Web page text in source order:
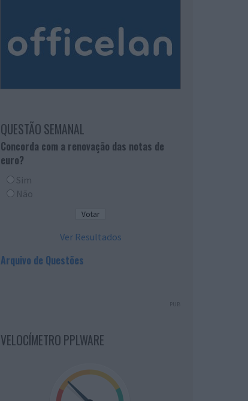
QUESTÃO SEMANAL
Concorda com a renovação das notas de
euro?
Sim
Não
Ver Resultados
Arquivo de Questões
PUB
VELOCÍMETRO PPLWARE